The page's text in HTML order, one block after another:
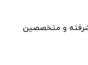
و متخصصین